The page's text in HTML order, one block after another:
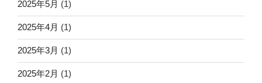
2025年5月 (1)
2025年4月 (1)
2025年3月 (1)
2025年2月 (1)